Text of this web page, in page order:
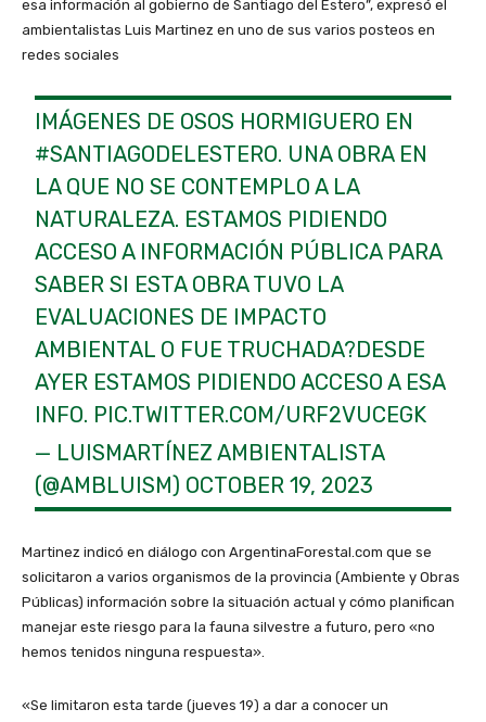
esa información al gobierno de Santiago del Estero”, expresó el
ambientalistas Luis Martinez en uno de sus varios posteos en
redes sociales
IMÁGENES DE OSOS HORMIGUERO EN
#SANTIAGODELESTERO. UNA OBRA EN
LA QUE NO SE CONTEMPLO A LA
NATURALEZA. ESTAMOS PIDIENDO
ACCESO A INFORMACIÓN PÚBLICA PARA
SABER SI ESTA OBRA TUVO LA
EVALUACIONES DE IMPACTO
AMBIENTAL O FUE TRUCHADA?DESDE
AYER ESTAMOS PIDIENDO ACCESO A ESA
INFO. PIC.TWITTER.COM/URF2VUCEGK
— LUISMARTÍNEZ AMBIENTALISTA
(@AMBLUISM) OCTOBER 19, 2023
Martinez indicó en diálogo con ArgentinaForestal.com que se
solicitaron a varios organismos de la provincia (Ambiente y Obras
Públicas) información sobre la situación actual y cómo planifican
manejar este riesgo para la fauna silvestre a futuro, pero «no
hemos tenidos ninguna respuesta».
«Se limitaron esta tarde (jueves 19) a dar a conocer un